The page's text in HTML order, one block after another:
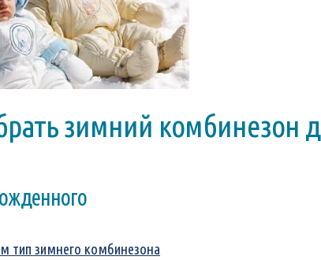
зимний комбинезон
тип зимнего комбинезона